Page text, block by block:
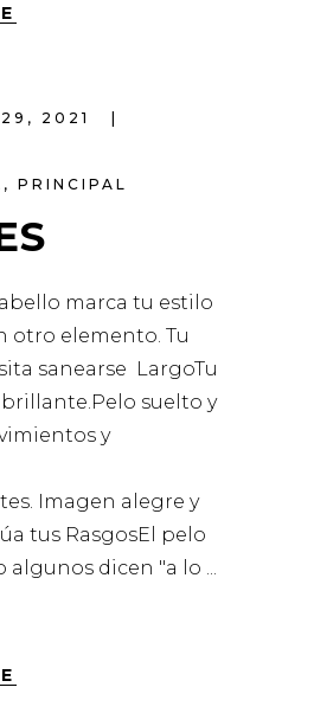
29, 2021
, PRINCIPAL
marca tu estilo
otro elemento. Tu
sanearse LargoTu
suelto y
y
Imagen alegre y
tus RasgosEl pelo
algunos dicen "a lo